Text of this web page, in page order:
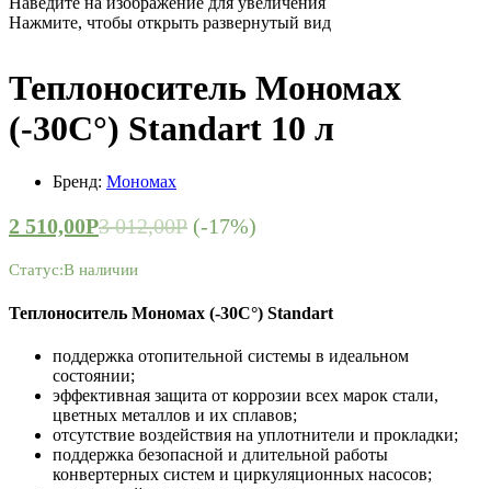
Нажмите, чтобы открыть развернутый вид
Теплоноситель Мономах
(-30С°) Standart 10 л
Бренд: Мономах
2 510,00Р3 012,00Р (-17%)
Статус:В наличии
Теплоноситель Мономах (-30С°) Standart
поддержка отопительной системы в идеальном
состоянии;
эффективная защита от коррозии всех марок стали,
цветных металлов и их сплавов;
отсутствие воздействия на уплотнители и прокладки;
поддержка безопасной и длительной работы
конвертерных систем и циркуляционных насосов;